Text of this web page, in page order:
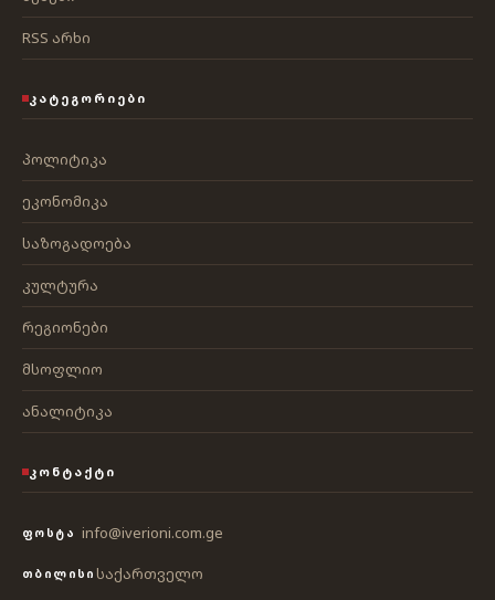
RSS არხი
ᲙᲐᲢᲔᲒᲝᲠᲘᲔᲑᲘ
პოლიტიკა
ეკონომიკა
საზოგადოება
კულტურა
რეგიონები
მსოფლიო
ანალიტიკა
ᲙᲝᲜᲢᲐᲥᲢᲘ
ᲤᲝᲡᲢᲐ info@iverioni.com.ge
ᲗᲑᲘᲚᲘᲡᲘ საქართველო